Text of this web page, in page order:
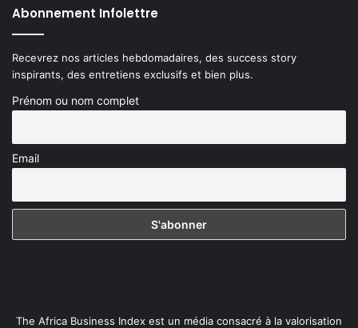
Abonnement Infolettre
Recevrez nos articles hebdomadaires, des success story
inspirants, des entretiens exclusifs et bien plus.
Prénom ou nom complet
Email
The Africa Business Index est un média consacré à la valorisation